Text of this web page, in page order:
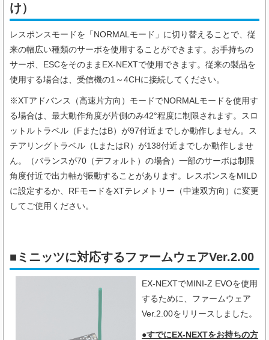
け）
レスポンスモードを「NORMALモード」に切り替えることで、従
来の幅広い種類のサーボを使用することができます。お手持ちの
サーボ、ESCをそのままEX-NEXTで使用できます。従来の製品を
使用する場合は、受信機の1～4CHに接続してください。
※XTアドバンス（高速片方向）モードでNORMALモードを使用す
る場合は、最大動作角度が片側のみ42°程度に制限されます。スロ
ットルトラベル（FまたはB）が97付近までしか動作しません。ス
テアリングトラベル（LまたはR）が138付近までしか動作しませ
ん。（バランスが70（デフォルト）の場合）一部のサーボは制限
角度付近で出力軸が振動することがあります。レスポンスをMILD
に設定するか、RFモードをXTテレメトリー（中速双方向）に変更
してご使用ください。
■ミニッツに対応するファームウェアVer.2.00
EX-NEXTでMINI-Z EVOを使用
するために、ファームウェア
Ver.2.00をリリースしました。
●すでにEX-NEXTをお持ちの方